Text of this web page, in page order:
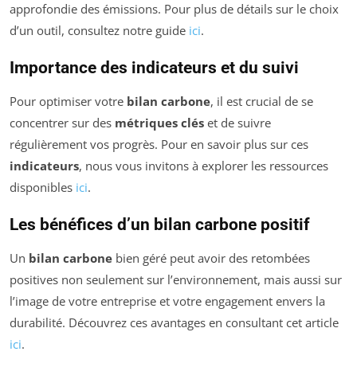
approfondie des émissions. Pour plus de détails sur le choix
d’un outil, consultez notre guide ici.
Importance des indicateurs et du suivi
Pour optimiser votre bilan carbone, il est crucial de se
concentrer sur des métriques clés et de suivre
régulièrement vos progrès. Pour en savoir plus sur ces
indicateurs, nous vous invitons à explorer les ressources
disponibles ici.
Les bénéfices d’un bilan carbone positif
Un bilan carbone bien géré peut avoir des retombées
positives non seulement sur l’environnement, mais aussi sur
l’image de votre entreprise et votre engagement envers la
durabilité. Découvrez ces avantages en consultant cet article
ici.